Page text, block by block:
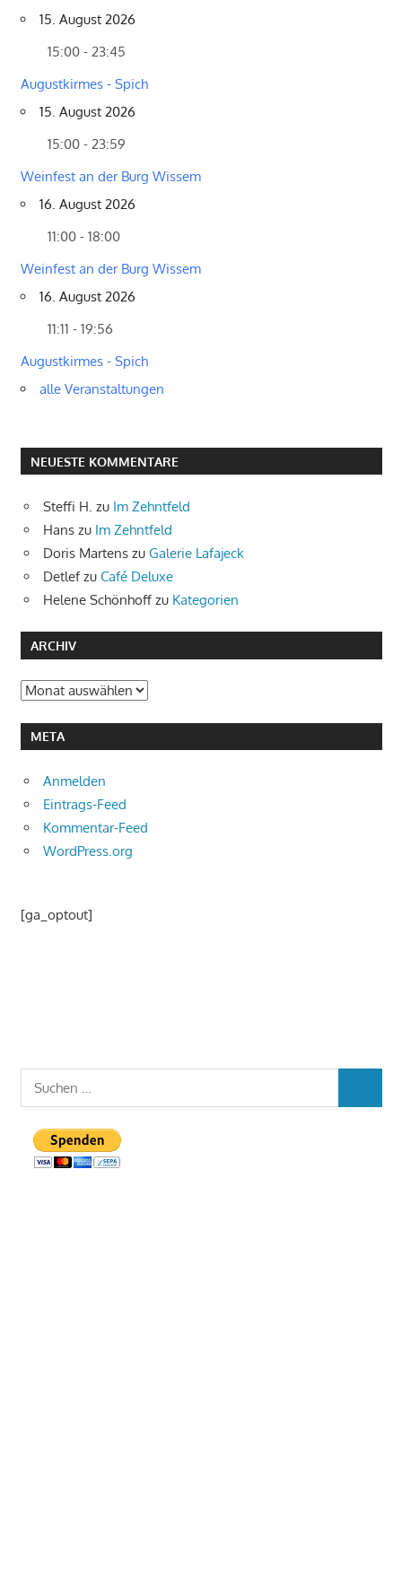
15. August 2026
15:00 - 23:45
Augustkirmes - Spich
15. August 2026
15:00 - 23:59
Weinfest an der Burg Wissem
16. August 2026
11:00 - 18:00
Weinfest an der Burg Wissem
16. August 2026
11:11 - 19:56
Augustkirmes - Spich
alle Veranstaltungen
NEUESTE KOMMENTARE
Steffi H. zu Im Zehntfeld
Hans zu Im Zehntfeld
Doris Martens zu Galerie Lafajeck
Detlefzu Café Deluxe
Helene Schönhoff zu Kategorien
ARCHIV
Archiv
META
Anmelden
Eintrags-Feed
Kommentar-Feed
WordPress.org
[ga_optout]
Suchen
nach: